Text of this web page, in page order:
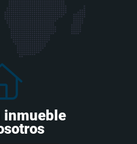
inmueble